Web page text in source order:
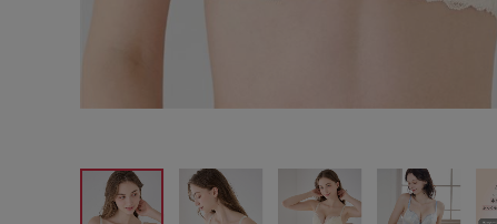
A75
B65 B70 B75 B80
D65 D70 D75